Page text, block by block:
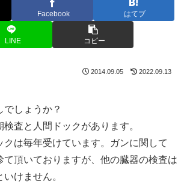
Facebook はてブ
LINE コピー
2014.09.05 2022.09.13
でしょうか？
査と人間ドックがあります。
クは毎年受けています。ガンに関して
て頂いておりますが、他の臓器の検査は
けません。